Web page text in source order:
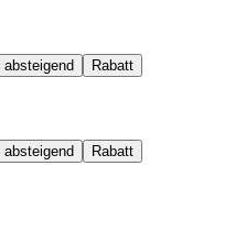
absteigend Rabatt
absteigend Rabatt